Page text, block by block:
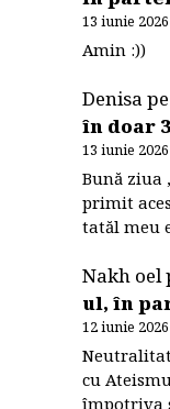
13 iunie 2026
Amin :))
Denisa
în doar
13 iunie 2026
Bună ziua
primit
tatăl meu
Nakh oel
ul, în
12 iunie 2026
cu
împotriva